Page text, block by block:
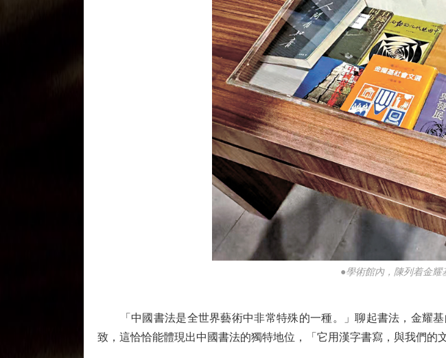
●學術館內，陳列着金
「中國書法是全世界藝術中非常特殊的一種。」聊起書法，金耀基
致，這恰恰能體現出中國書法的獨特地位，「它用漢字書寫，與我們的